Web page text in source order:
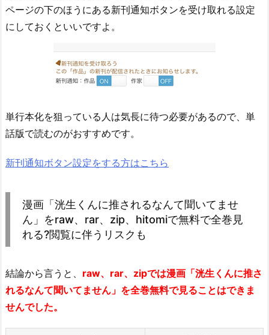
ページの下のほうにある新刊通知ボタンを受け取れる設定
にしておくといいですよ。
単行本化を狙っている人は気長に待つ必要があるので、単
話版で読むのがおすすめです。
新刊通知ボタン設定をする方はこちら
漫画「洸生くんに推されるなんて聞いてませ
ん」をraw、rar、zip、hitomiで無料で全巻見
れる?閲覧に伴うリスクも
結論から言うと、 raw、rar、zipでは漫画「洸生くんに推さ
れるなんて聞いてません」を全巻無料で見ることはできま
せんでした。